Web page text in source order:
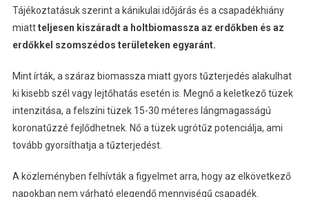
Tájékoztatásuk szerint a kánikulai időjárás és a csapadékhiány
miattteljesen kiszáradt a holtbiomassza az erdőkben és az
erdőkkel szomszédos területeken egyaránt.
Mint írták, a száraz biomassza miatt gyors tűzterjedés alakulhat
ki kisebb szél vagy lejtőhatás esetén is. Megnő a keletkező tüzek
intenzitása, a felszíni tüzek 15-30 méteres lángmagasságú
koronatűzzé fejlődhetnek. Nő a tüzek ugrótűz potenciálja, ami
tovább gyorsíthatja a tűzterjedést.
A közleményben felhívták a figyelmet arra, hogy az elkövetkező
napokban nem várható elegendő mennyiségű csapadék.